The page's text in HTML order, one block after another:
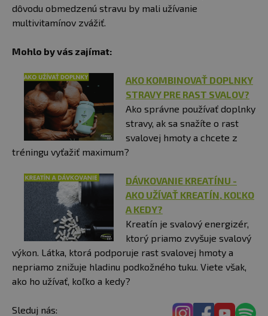
dôvodu obmedzenú stravu by mali užívanie
multivitamínov zvážiť.
Mohlo by vás zajímat:
AKO KOMBINOVAŤ DOPLNKY
STRAVY PRE RAST SVALOV?
Ako správne používať doplnky
stravy, ak sa snažíte o rast
svalovej hmoty a chcete z
tréningu vyťažiť maximum?
DÁVKOVANIE KREATÍNU -
AKO UŽÍVAŤ KREATÍN, KOĽKO
A KEDY?
Kreatín je svalový energizér,
ktorý priamo zvyšuje svalový
výkon. Látka, ktorá podporuje rast svalovej hmoty a
nepriamo znižuje hladinu podkožného tuku. Viete však,
ako ho užívať, koľko a kedy?
Sleduj nás: